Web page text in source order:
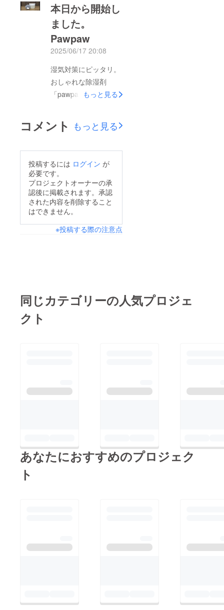
ご購入された方。発送
準備を行っております
ので、お手元に届くま
でたのしみにお待ちく
ましたら、ご連絡いた
します。よろしくお願
いします。
本日から開始し
ました。
Pawpaw
2025/06/17 20:08
湿気対策にピッタリ。
おしゃれな除湿剤
「pawpaw」本日から
ました。キッチン周り
やクロゼットの湿気対
で、プレゼントにもい
いかもしれませんね。
ご質問など気軽に聞い
てください。より良い
Mozu-Trading.※写真は
い。
もっと見る
コメント もっと見る
投稿するには ログイン が
必要です。
プロジェクトオーナーの承
認後に掲載されます。承認
された内容を削除すること
はできません。
※投稿する際の注意点
同じカテゴリーの人気プロジェ
クト
あなたにおすすめのプロジェク
ト